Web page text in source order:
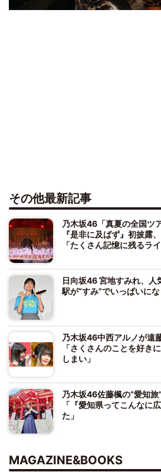
その他最新記事
乃木坂46「真夏の全国ツ
『是非に及ばず』初披露
「たくさん記憶に残るライ
日向坂46 宮地すみれ、人
駅が“すみ”でいっぱいにな
乃木坂46中西アルノが遠
「さくさんのことを好き
しまい」
乃木坂46佐藤楓の“愛知旅
「『愛知県ってこんなに
た」
MAGAZINE&BOOKS